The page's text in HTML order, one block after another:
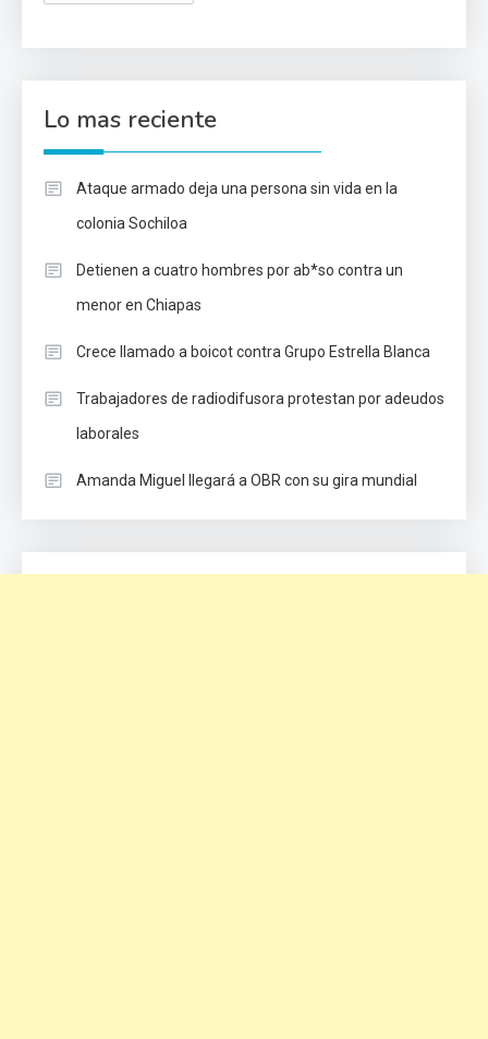
Lo mas reciente
Ataque armado deja una persona sin vida en la
colonia Sochiloa
Detienen a cuatro hombres por ab*so contra un
menor en Chiapas
Crece llamado a boicot contra Grupo Estrella Blanca
Trabajadores de radiodifusora protestan por adeudos
laborales
Amanda Miguel llegará a OBR con su gira mundial